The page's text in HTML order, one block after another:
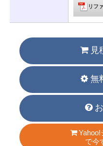
リフ
見
無
で今